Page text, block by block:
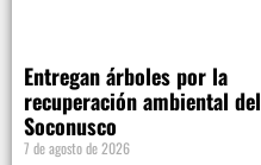
Entregan árboles por la
recuperación ambiental del
Soconusco
7 de agosto de 2026